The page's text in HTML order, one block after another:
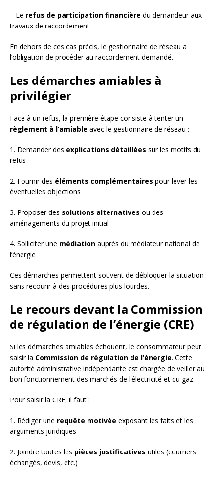
– Le refus de participation financière du demandeur aux
travaux de raccordement
En dehors de ces cas précis, le gestionnaire de réseau a
l’obligation de procéder au raccordement demandé.
Les démarches amiables à
privilégier
Face à un refus, la première étape consiste à tenter un
règlement à l’amiable avec le gestionnaire de réseau :
1. Demander des explications détaillées sur les motifs du
refus
2. Fournir des éléments complémentaires pour lever les
éventuelles objections
3. Proposer des solutions alternatives ou des
aménagements du projet initial
4. Solliciter une médiation auprès du médiateur national de
l’énergie
Ces démarches permettent souvent de débloquer la situation
sans recourir à des procédures plus lourdes.
Le recours devant la Commission
de régulation de l’énergie (CRE)
Si les démarches amiables échouent, le consommateur peut
saisir la Commission de régulation de l’énergie. Cette
autorité administrative indépendante est chargée de veiller au
bon fonctionnement des marchés de l’électricité et du gaz.
Pour saisir la CRE, il faut :
1. Rédiger une requête motivée exposant les faits et les
arguments juridiques
2. Joindre toutes les pièces justificatives utiles (courriers
échangés, devis, etc.)